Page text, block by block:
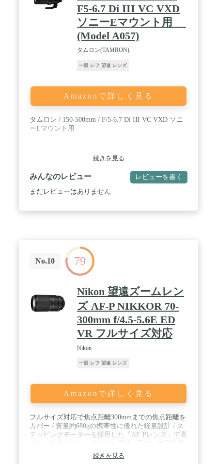
F5-6.7 Di III VC VXD
ソニーEマウント用
(Model A057)
タムロン(TAMRON)
一眼 レフ 望遠 レンズ
Amazonで詳しく見る
タムロン / 150-500mm / F/5-6.7 Di III VC VXD ソニ
ーEマウント用
続きを見る
みんなのレビュー レビューを書く
まだレビューはありません
No.10 79
Nikon 望遠ズームレン
ズ AF-P NIKKOR 70-
300mm f/4.5-5.6E ED
VR フルサイズ対応
Nikon
一眼 レフ 望遠 レンズ
Amazonで詳しく見る
フルサイズ対応で焦点距離300mmまでの焦点距離を
カバー / 質量約680gの携帯性に優れた軽量設計 / ス
テッピングモーターを採用した「AF-Pレンズ」で高
4.5段(CIPA規格準拠)のVR機構を搭載 / VRモードに
は主に動体撮影で効果を発揮する[SPORT]モードも
続きを見る